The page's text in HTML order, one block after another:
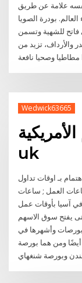
1700، وقد صنع لنفسه علامة عن طريق
بودرة الصويا
فاتح للشهية وتسمن
والأرداف، تزيد من
وصحيا نافعة
Wedwick63665
uk
بـ اوقات تداول
العمل ; ساعات
آسيا بأوقات عمل
يفتح سوق الاسهم
وأشهرها في
ومن هما بورصة